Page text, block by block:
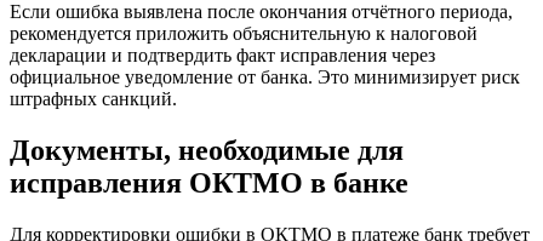
Если ошибка выявлена после окончания отчётного периода,
рекомендуется приложить объяснительную к налоговой
декларации и подтвердить факт исправления через
официальное уведомление от банка. Это минимизирует риск
штрафных санкций.
Документы, необходимые для
исправления ОКТМО в банке
Для корректировки ошибки в ОКТМО в платеже банк требует